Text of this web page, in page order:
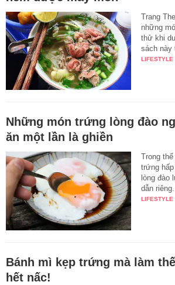
Trang
những
thử khi
sách này
LIFESTYLE
Những món trứng lòng đào
ăn một lần là ghiền
Trong
trứng
lòng đào
dẫn riêng.
LIFESTYLE
Bánh mì kẹp trứng mà làm
hết nấc!